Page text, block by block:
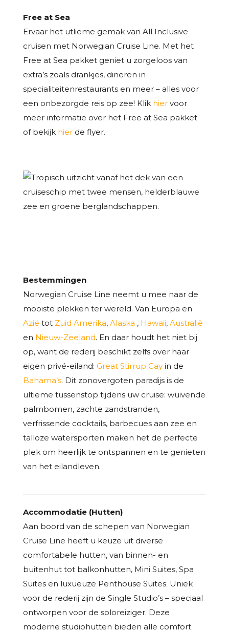
Free at Sea
Ervaar het utlieme gemak van All Inclusive
cruisen met Norwegian Cruise Line. Met het
Free at Sea pakket geniet u zorgeloos van
extra’s zoals drankjes, dineren in
specialiteitenrestaurants en meer – alles voor
een onbezorgde reis op zee! Klik hier voor
meer informatie over het Free at Sea pakket
of bekijk hier de flyer.
Bestemmingen
Norwegian Cruise Line neemt u mee naar de
mooiste plekken ter wereld. Van Europa en
Azië tot Zuid Amerika, Alaska , Hawaii, Australië
en Nieuw-Zeeland. En daar houdt het niet bij
op, want de rederij beschikt zelfs over haar
eigen privé-eiland: Great Stirrup Cay in de
Bahama’s. Dit zonovergoten paradijs is de
ultieme tussenstop tijdens uw cruise: wuivende
palmbomen, zachte zandstranden,
verfrissende cocktails, barbecues aan zee en
talloze watersporten maken het de perfecte
plek om heerlijk te ontspannen en te genieten
van het eilandleven.
Accommodatie (Hutten)
Aan boord van de schepen van Norwegian
Cruise Line heeft u keuze uit diverse
comfortabele hutten, van binnen- en
buitenhut tot balkonhutten, Mini Suites, Spa
Suites en luxueuze Penthouse Suites. Uniek
voor de rederij zijn de Single Studio’s – speciaal
ontworpen voor de soloreiziger. Deze
moderne studiohutten bieden alle comfort